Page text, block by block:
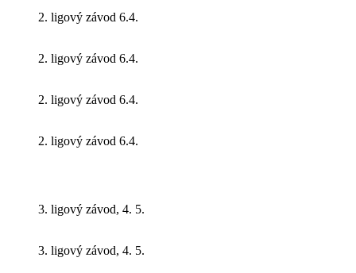
2. ligový závod 6.4.
2. ligový závod 6.4.
2. ligový závod 6.4.
2. ligový závod 6.4.
3. ligový závod, 4. 5.
3. ligový závod, 4. 5.